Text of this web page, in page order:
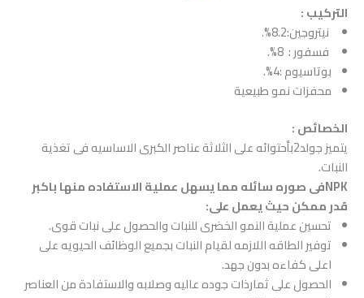
التركيب :
نيتروجين:8.2%.
فسفور : 8%.
بوتاسيوم :4%.
محفزات نمو طبيعية
الخصائص :
يتميز جولد2بأحتوائه على الثلاثة عناصر الكبرى الاساسيه فى تغذية
النبات.
NPKفى صوره سائله مما يسهل عملية الاستفاده منها باكبر
قدر ممكن حيث يعمل على:
تحسين عملية النمو الخضرى للنبات والحصول على نبات قوى.
توفير الطاقه اللازمه لقيام النبات بجميع الوظائف الحيويه على
اعلى كفاءه بدون جهد.
الحصول على ثمارذات جوده عاليه وصلابه والاستفادة من العناصر